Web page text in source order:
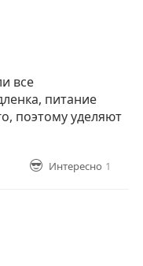
все
питание
поэтому уделяют
Интересно 1